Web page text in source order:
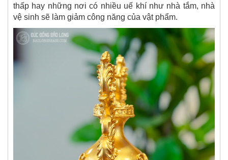
thấp hay những nơi có nhiều uế khí như nhà tắm, nhà
vệ sinh sẽ làm giảm công năng của vật phẩm.